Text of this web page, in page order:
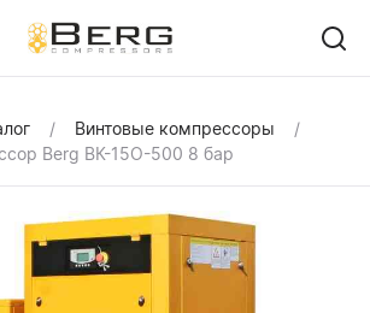
Винтовые компрессоры
Berg ВК-15О-500 8 бар